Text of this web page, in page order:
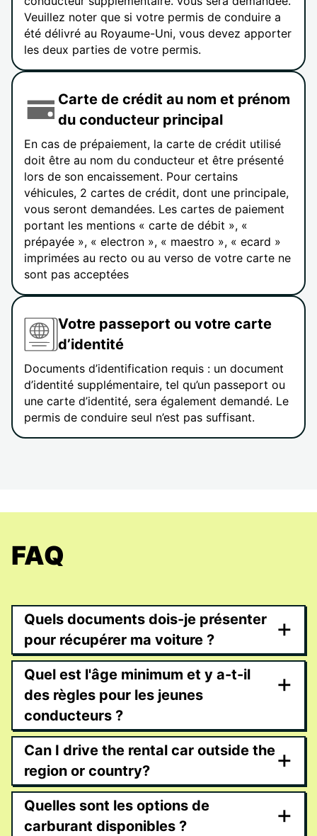
Veuillez noter que si votre permis de conduire a
été délivré au Royaume-Uni, vous devez apporter
les deux parties de votre permis.
Carte de crédit au nom et prénom
du conducteur principal
En cas de prépaiement, la carte de crédit utilisé
doit être au nom du conducteur et être présenté
lors de son encaissement. Pour certains
véhicules, 2 cartes de crédit, dont une principale,
vous seront demandées. Les cartes de paiement
portant les mentions « carte de débit », «
prépayée », « electron », « maestro », « ecard »
imprimées au recto ou au verso de votre carte ne
sont pas acceptées
Votre passeport ou votre carte
d’identité
Documents d’identification requis : un document
d’identité supplémentaire, tel qu’un passeport ou
une carte d’identité, sera également demandé. Le
permis de conduire seul n’est pas suffisant.
FAQ
Quels documents dois-je présenter
pour récupérer ma voiture ?
+
Quel est l'âge minimum et y a-t-il
des règles pour les jeunes
conducteurs ?
+
Can I drive the rental car outside the
region or country?
+
Quelles sont les options de
carburant disponibles ?
+